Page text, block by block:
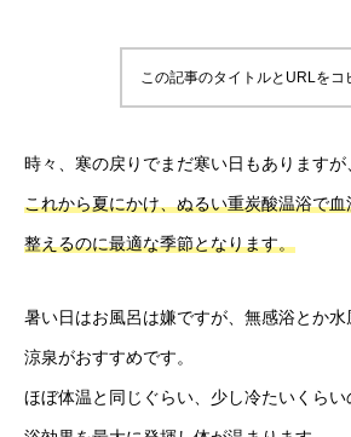
この記事のタイトルとURLをコ
時々、寒の戻りでまだ寒い日もありますが
これから夏にかけ、ぬるい重炭酸温浴で
整えるのに最適な季節となります。
暑い日はお風呂は嫌ですが、無感浴とか
涼泉がおすすめです。
ほぼ体温と同じぐらい、少し冷たいくら